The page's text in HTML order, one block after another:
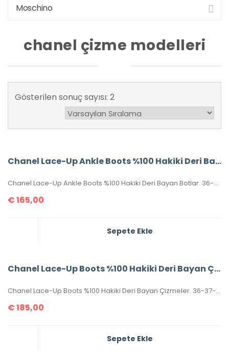
Moschino
chanel çizme modelleri
Gösterilen sonuç sayısı: 2
Chanel Lace-Up Ankle Boots %100 Hakiki Deri Bayan Botlar.
Chanel Lace-Up Ankle Boots %100 Hakiki Deri Bayan Botlar. 36-37-38-39-40 ölçüler mevcuttur. Topuk yüksekliği 4 cm’dir. Aksesuarları yazılıdır. Kutulu, toz torbalı, sertifikalıdır.
€165,00
Sepete Ekle
Chanel Lace-Up Boots %100 Hakiki Deri Bayan Çizme
Chanel Lace-Up Boots %100 Hakiki Deri Bayan Çizmeler. 36-37-38-39-40 ölçüler mevcuttur. Topuk yüksekliği 4 cm’dir. Aksesuarları yazılıdır. Kutulu,toz torbalı,sertifikalıdır.
€185,00
Sepete Ekle